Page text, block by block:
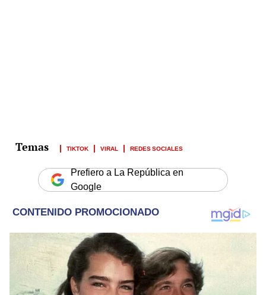
TIKTOK VIRAL REDES SOCIALES
Prefiero a La República en
Google